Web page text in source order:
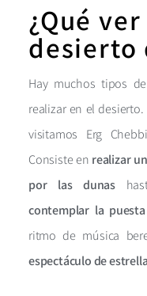
¿Qué
desierto
Hay muchos tipos
realizar en el
visitamos Erg
Consiste en realizar
por las dunas
contemplar la
ritmo de música
espectáculo de